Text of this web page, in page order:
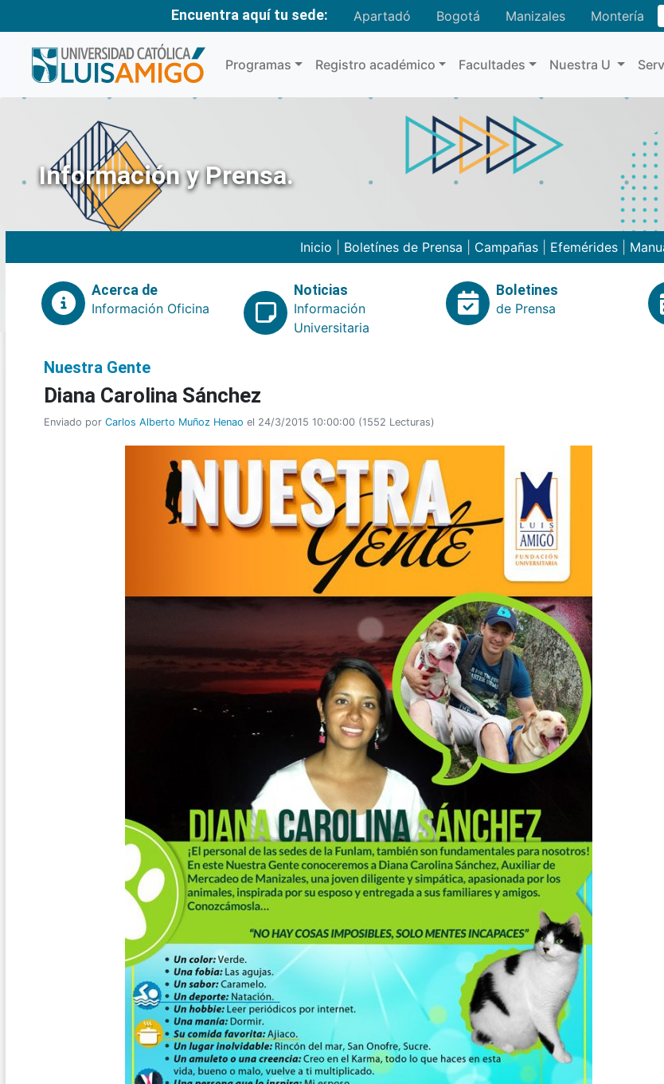
Encuentra aquí tu sede: Apartadó Bogotá Manizales Montería
Programas Registro académico Facultades Nuestra U
Información y Prensa.
Inicio Boletínes de Prensa Campañas Efemérides
Acerca de
Información Oficina
Noticias
Información
Universitaria
Boletines
de Prensa
Nuestra Gente
Diana Carolina Sánchez
Enviado por Carlos Alberto Muñoz Henao el 24/3/2015 10:00:00 (1552 Lecturas)